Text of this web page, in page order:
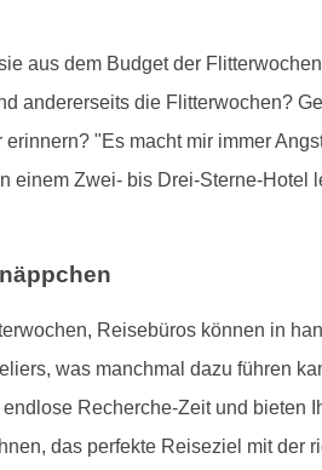
aus dem Budget der
andererseits die Flitterwochen?
"Es macht mir immer
einem Zwei- bis Drei-Sterne-
Reisebüros können in
was manchmal dazu führen
Recherche-Zeit und bieten
das perfekte Reiseziel mit der